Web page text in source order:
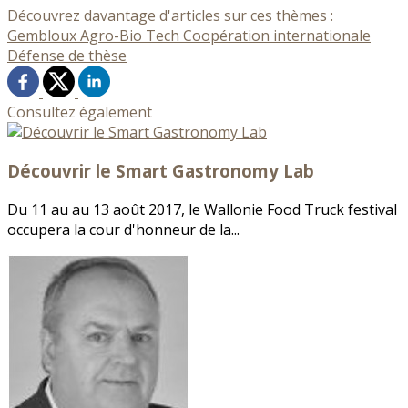
Découvrez davantage d'articles sur ces thèmes :
Gembloux Agro-Bio Tech Coopération internationale
Défense de thèse
Consultez également
Découvrir le Smart Gastronomy Lab
Du 11 au au 13 août 2017, le Wallonie Food Truck festival
occupera la cour d'honneur de la...